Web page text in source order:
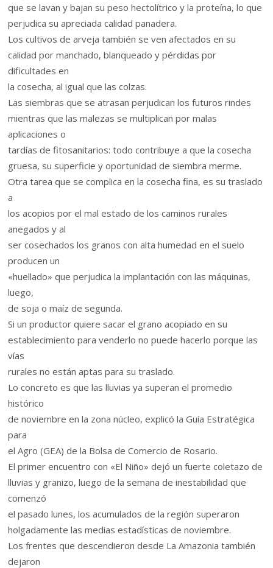
que se lavan y bajan su peso hectolítrico y la proteína, lo que
perjudica su apreciada calidad panadera.
Los cultivos de arveja también se ven afectados en su
calidad por manchado, blanqueado y pérdidas por
dificultades en
la cosecha, al igual que las colzas.
Las siembras que se atrasan perjudican los futuros rindes
mientras que las malezas se multiplican por malas
aplicaciones o
tardías de fitosanitarios: todo contribuye a que la cosecha
gruesa, su superficie y oportunidad de siembra merme.
Otra tarea que se complica en la cosecha fina, es su traslado
a
los acopios por el mal estado de los caminos rurales
anegados y al
ser cosechados los granos con alta humedad en el suelo
producen un
«huellado» que perjudica la implantación con las máquinas,
luego,
de soja o maíz de segunda.
Si un productor quiere sacar el grano acopiado en su
establecimiento para venderlo no puede hacerlo porque las
vías
rurales no están aptas para su traslado.
Lo concreto es que las lluvias ya superan el promedio
histórico
de noviembre en la zona núcleo, explicó la Guía Estratégica
para
el Agro (GEA) de la Bolsa de Comercio de Rosario.
El primer encuentro con «El Niño» dejó un fuerte coletazo de
lluvias y granizo, luego de la semana de inestabilidad que
comenzó
el pasado lunes, los acumulados de la región superaron
holgadamente las medias estadísticas de noviembre.
Los frentes que descendieron desde La Amazonia también
dejaron